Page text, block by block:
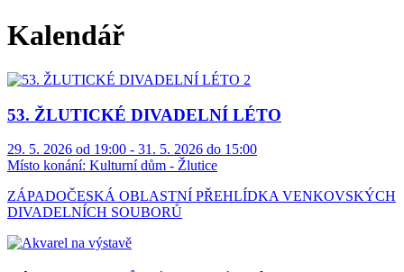
Kalendář
53. ŽLUTICKÉ DIVADELNÍ LÉTO
29. 5. 2026 od 19:00 - 31. 5. 2026 do 15:00
Místo konání: Kulturní dům - Žlutice
ZÁPADOČESKÁ OBLASTNÍ PŘEHLÍDKA VENKOVSKÝCH
DIVADELNÍCH SOUBORŮ